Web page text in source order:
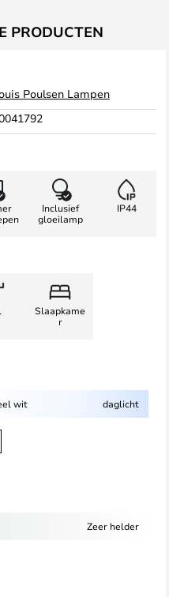
PRODUCTEN
Poulsen Lampen
Inclusief
gloeilamp
IP44
Slaapkame
r
wit daglicht
Zeer helder